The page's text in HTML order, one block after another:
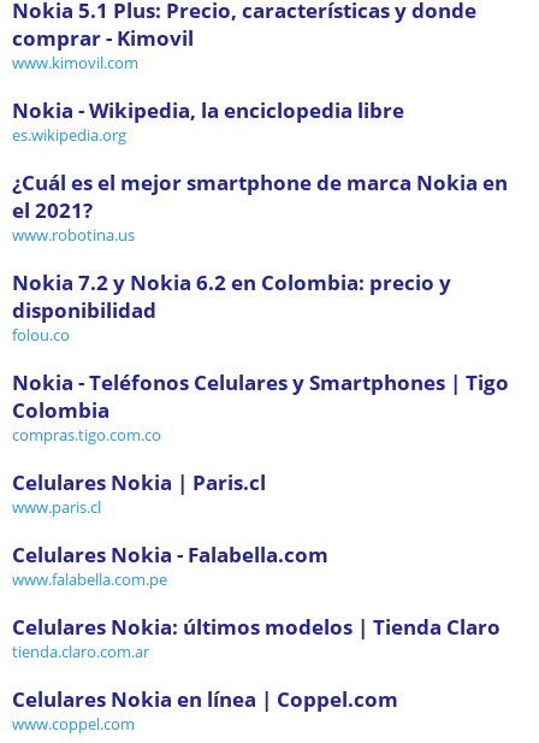
Nokia 5.1 Plus: Precio, características y donde
comprar - Kimovil
www.kimovil.com
Nokia - Wikipedia, la enciclopedia libre
es.wikipedia.org
¿Cuál es el mejor smartphone de marca Nokia en
el 2021?
www.robotina.us
Nokia 7.2 y Nokia 6.2 en Colombia: precio y
disponibilidad
folou.co
Nokia - Teléfonos Celulares y Smartphones | Tigo
Colombia
compras.tigo.com.co
Celulares Nokia | Paris.cl
www.paris.cl
Celulares Nokia - Falabella.com
www.falabella.com.pe
Celulares Nokia: últimos modelos | Tienda Claro
tienda.claro.com.ar
Celulares Nokia en línea | Coppel.com
www.coppel.com